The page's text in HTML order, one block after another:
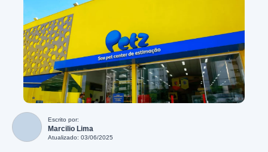
Escrito por:
Marcilio Lima
Atualizado: 03/06/2025